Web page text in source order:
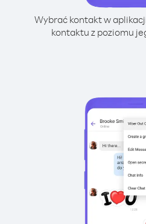
Wybrać kontakt w
kontaktu z poziomu